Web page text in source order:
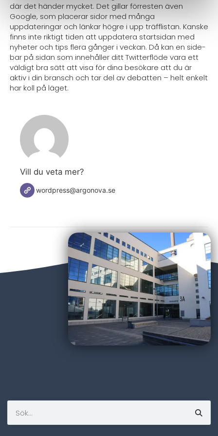
där det händer mycket. Det gillar förresten även
Google, som placerar sidor med många
uppdateringar och länkar högre i upp träfflistan. Kanske
finns inte riktigt tiden att uppdatera startsidan med
nyheter och tips flera gånger i veckan. Då kan en side-
bar på sidan som innehåller ditt Twitterflöde vara ett
väldigt bra sätt att visa för dina besökare att du är
aktiv i din bransch och tar del av debatten – helt enkelt
har koll på läget.
Vill du veta mer?
wordpress@argonova.se